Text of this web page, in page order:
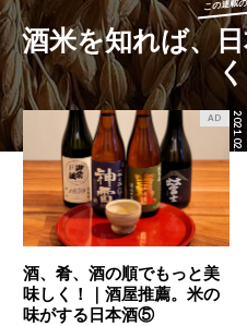
酒米を知れば、
2021.02.19
AD
酒、肴、酒の順でもっと美
味しく！｜酒屋推薦。米の
味がする日本酒⑤